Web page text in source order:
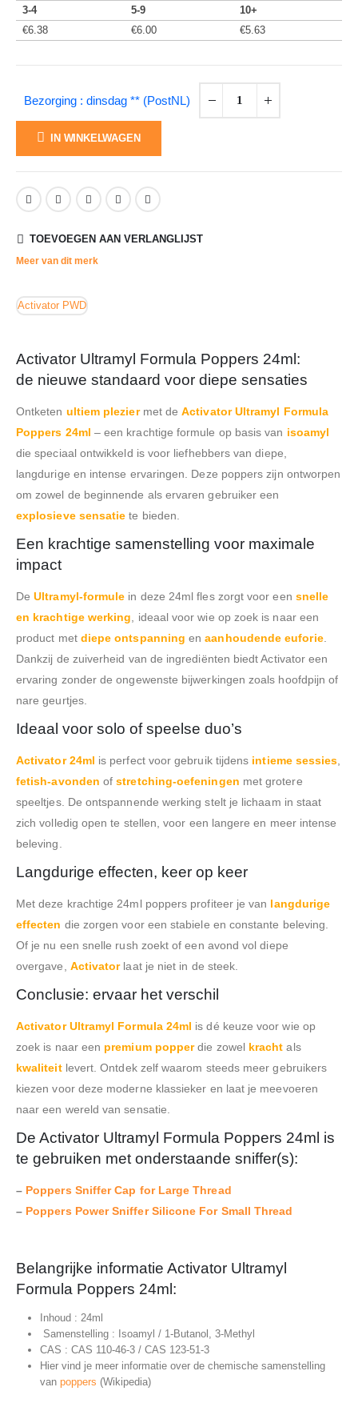
3-4
5-9
10+
€6.38 €6.00 €5.63
Bezorging : dinsdag ** (PostNL)
IN WINKELWAGEN
TOEVOEGEN AAN VERLANGLIJST
Meer van dit merk
Activator PWD
Activator Ultramyl Formula Poppers 24ml:
de nieuwe standaard voor diepe sensaties
Ontketen ultiem pleziermet deActivator Ultramyl Formula
Poppers 24ml – een krachtige formule op basis van isoamyl
die speciaal ontwikkeld is voor liefhebbers van diepe,
langdurige en intense ervaringen. Deze poppers zijn ontworpen
om zowel de beginnende als ervaren gebruiker een
explosieve sensatie te bieden.
Een krachtige samenstelling voor maximale
impact
DeUltramyl-formule in deze 24ml fles zorgt voor een snelle
en krachtige werking, ideaal voor wie op zoek is naar een
product met diepe ontspanning enaanhoudende euforie.
Dankzij de zuiverheid van de ingrediënten biedt Activator een
ervaring zonder de ongewenste bijwerkingen zoals hoofdpijn of
nare geurtjes.
Ideaal voor solo of speelse duo’s
Activator 24ml is perfect voor gebruik tijdens intieme sessies,
fetish-avonden ofstretching-oefeningen met grotere
speeltjes. De ontspannende werking stelt je lichaam in staat
zich volledig open te stellen, voor een langere en meer intense
beleving.
Langdurige effecten, keer op keer
Met deze krachtige 24ml poppers profiteer je van langdurige
effecten die zorgen voor een stabiele en constante beleving.
Of je nu een snelle rush zoekt of een avond vol diepe
overgave, Activatorlaat je niet in de steek.
Conclusie: ervaar het verschil
Activator Ultramyl Formula 24ml is dé keuze voor wie op
zoek is naar een premium popperdie zowel kracht als
kwaliteitlevert. Ontdek zelf waarom steeds meer gebruikers
kiezen voor deze moderne klassieker en laat je meevoeren
naar een wereld van sensatie.
De Activator Ultramyl Formula Poppers 24ml is
te gebruiken met onderstaande sniffer(s):
– Poppers Sniffer Cap for Large Thread
– Poppers Power Sniffer Silicone For Small Thread
Belangrijke informatie Activator Ultramyl
Formula Poppers 24ml:
Inhoud : 24ml
Samenstelling : Isoamyl / 1-Butanol, 3-Methyl
CAS : CAS 110-46-3 / CAS 123-51-3
Hier vind je meer informatie over de chemische samenstelling
van poppers (Wikipedia)